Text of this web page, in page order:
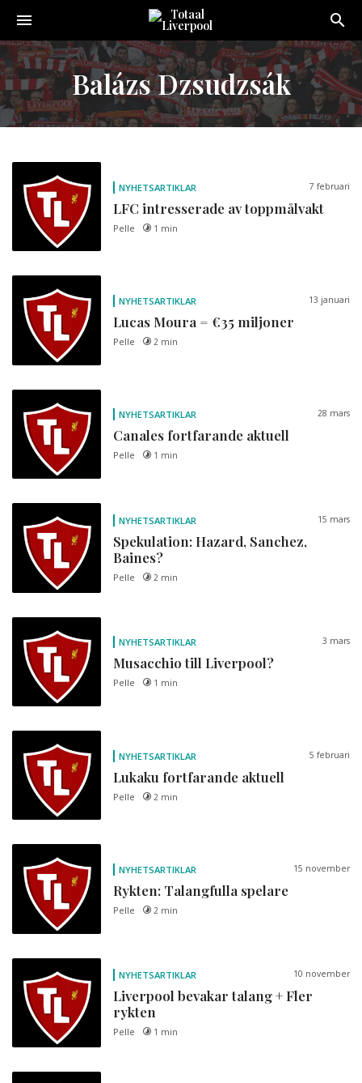
Sveriges
största
Liverpool
online
magazine!
Balázs Dzsudzsák
NYHETSARTIKLAR 7 februari
LFC intresserade av toppmålvakt
Pelle 1 min
NYHETSARTIKLAR 13 januari
Lucas Moura = €35 miljoner
Pelle 2 min
NYHETSARTIKLAR 28 mars
Canales fortfarande aktuell
Pelle 1 min
NYHETSARTIKLAR 15 mars
Spekulation: Hazard, Sanchez,
Baines?
Pelle 2 min
NYHETSARTIKLAR 3 mars
Musacchio till Liverpool?
Pelle 1 min
NYHETSARTIKLAR 5 februari
Lukaku fortfarande aktuell
Pelle 2 min
NYHETSARTIKLAR 15 november
Rykten: Talangfulla spelare
Pelle 2 min
NYHETSARTIKLAR 10 november
Liverpool bevakar talang + Fler
rykten
Pelle 1 min